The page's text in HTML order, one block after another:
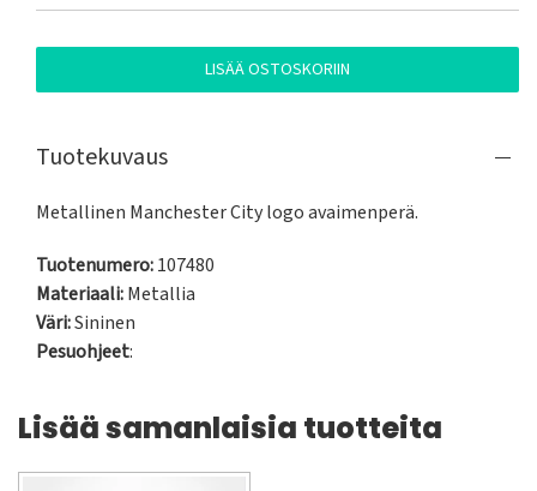
LISÄÄ OSTOSKORIIN
Tuotekuvaus
Metallinen Manchester City logo avaimenperä.
Tuotenumero:107480
Materiaali:Metallia
Väri:Sininen
Pesuohjeet:
Lisää samanlaisia tuotteita